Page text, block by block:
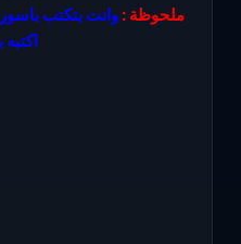
ملحوظة :وانت بتكتب